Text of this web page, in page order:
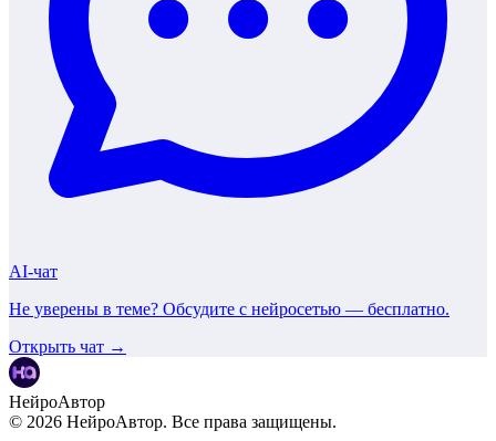
AI-чат
Не уверены в теме? Обсудите с нейросетью — бесплатно.
Открыть чат →
НейроАвтор
© 2026 НейроАвтор. Все права защищены.